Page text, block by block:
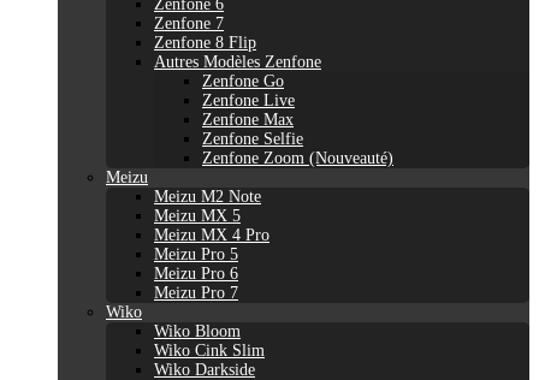
Zenfone 6
Zenfone 7
Zenfone 8 Flip
Autres Modèles Zenfone
Zenfone Go
Zenfone Live
Zenfone Max
Zenfone Selfie
Zenfone Zoom (Nouveauté)
Meizu
Meizu M2 Note
Meizu MX 5
Meizu MX 4 Pro
Meizu Pro 5
Meizu Pro 6
Meizu Pro 7
Wiko
Wiko Bloom
Wiko Cink Slim
Wiko Darkside